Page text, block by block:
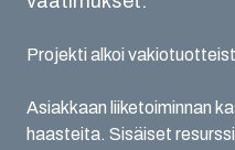
Projekti alkoi
Asiakkaan liiketoiminnan
haasteita. Sisäiset